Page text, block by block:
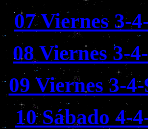
07 Viernes 3-
08 Viernes 3-
09 Viernes 3-
10 Sábado 4-